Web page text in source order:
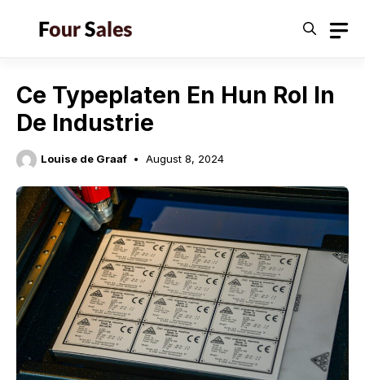
Ce Typeplaten En Hun Rol In
De Industrie
Louise de Graaf August 8, 2024